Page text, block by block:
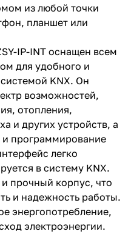
из любой точки
планшет или
IP-INT оснащен всем
для удобного и
KNX. Он
возможностей,
отопления,
и других устройств, а
и программирование
легко
в систему KNX.
прочный корпус, что
и надежность работы.
энергопотребление,
электроэнергии.